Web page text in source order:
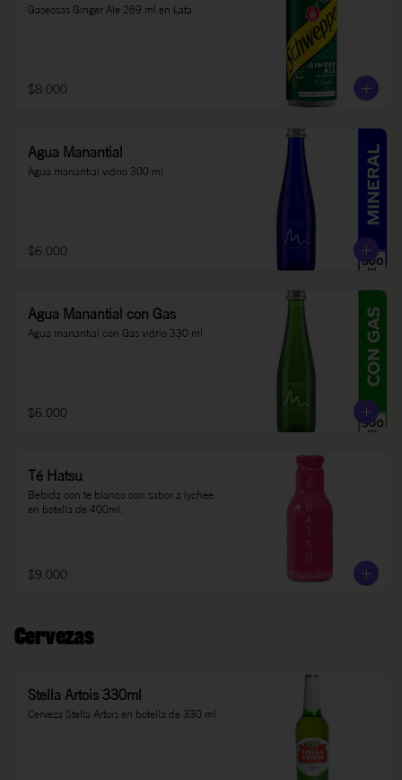
Gaseosas Ginger Ale 269 ml en Lata
$8.000
Agua Manantial
Agua manantial vidrio 300 ml
$6.000
Agua Manantial con Gas
Agua manantial con Gas vidrio 330 ml
$6.000
Té Hatsu
Bebida con té blanco con sabor a lychee
en botella de 400ml.
$9.000
Cervezas
Stella Artois 330ml
Cerveza Stella Artois en botella de 330 ml.